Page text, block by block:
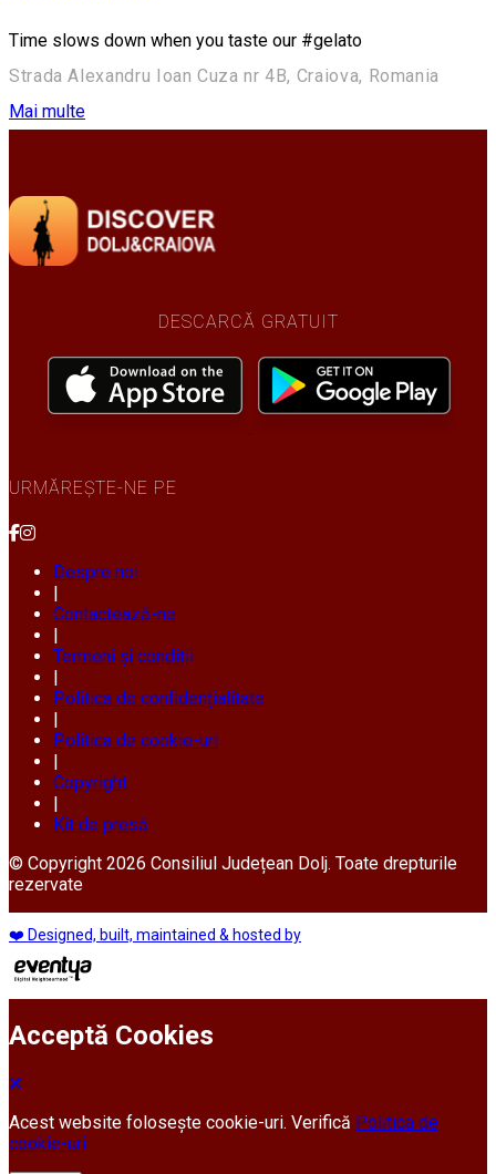
Time slows down when you taste our #gelato
Strada Alexandru Ioan Cuza nr 4B, Craiova, Romania
Mai multe
DESCARCĂ GRATUIT
URMĂREȘTE-NE PE
Despre noi
|
Contactează-ne
|
Termeni și condiții
|
Politica de confidențialitate
|
Politica de cookie-uri
|
Copyright
|
Kit de presă
© Copyright 2026 Consiliul Județean Dolj. Toate drepturile
rezervate
❤️ Designed, built, maintained & hosted by
Acceptă Cookies
Acest website folosește cookie-uri. Verifică Politica de
cookie-uri